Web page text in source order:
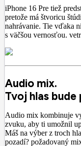
iPhone 16 Pre tiež
pretože má štvoricu
nahrávanie. Tie vďaka
s väčšou vernosťou.
Audio mix.
Tvoj hlas bude
Audio mix kombinuje
zvuku, aby ti umožnil
Máš na výber z troch
pozadí? požadovaný